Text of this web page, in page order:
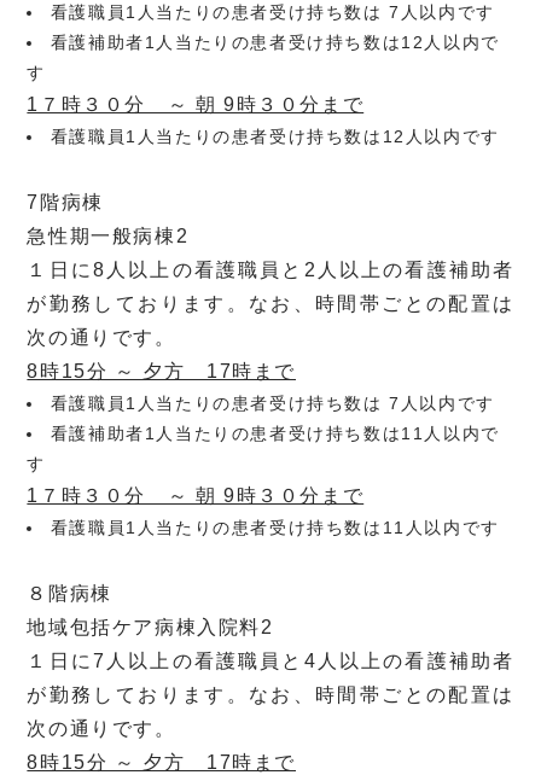
看護職員1人当たりの患者受け持ち数は 7人以内です
看護補助者1人当たりの患者受け持ち数は12人以内で
す
1 ７時３０分 ～ 朝 9時３０分まで
看護職員1人当たりの患者受け持ち数は12人以内です
7階病棟
急性期一般病棟2
１日に8人以上の看護職員と2人以上の看護補助者
が勤務しております。なお、時間帯ごとの配置は
次の通りです。
8時15分 ～ 夕方 17時まで
看護職員1人当たりの患者受け持ち数は 7人以内です
看護補助者1人当たりの患者受け持ち数は11人以内で
す
1７時３０分 ～ 朝 9時３０分まで
看護職員1人当たりの患者受け持ち数は11人以内です
８階病棟
地域包括ケア病棟入院料2
１日に7人以上の看護職員と4人以上の看護補助者
が勤務しております。なお、時間帯ごとの配置は
次の通りです。
8時15分 ～ 夕方 17時まで